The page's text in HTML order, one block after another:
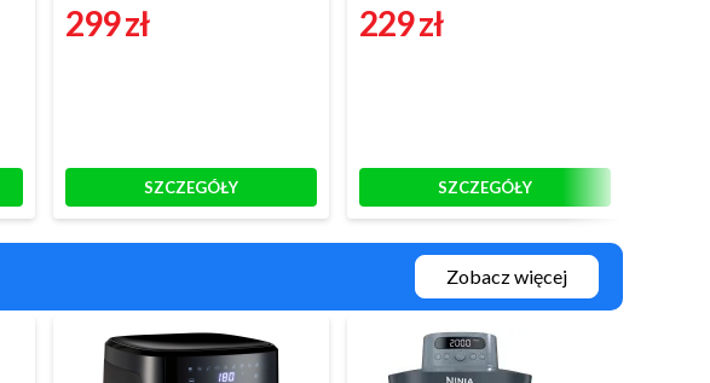
299 zł
SZCZEGÓŁY
229 zł
SZCZEGÓŁY
Zobacz więcej